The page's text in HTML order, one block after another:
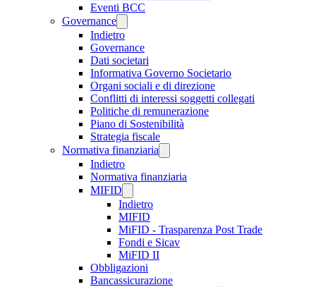
Eventi BCC
Governance
Indietro
Governance
Dati societari
Informativa Governo Societario
Organi sociali e di direzione
Conflitti di interessi soggetti collegati
Politiche di remunerazione
Piano di Sostenibilità
Strategia fiscale
Normativa finanziaria
Indietro
Normativa finanziaria
MIFID
Indietro
MIFID
MiFID - Trasparenza Post Trade
Fondi e Sicav
MiFID II
Obbligazioni
Bancassicurazione